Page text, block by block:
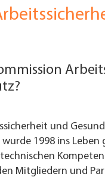
und
1998 ins
Mitgliedern und